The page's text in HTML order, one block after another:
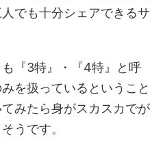
でも十分シェアできるサ
『3特』・『4特』と呼
を扱っているということ
みたら身がスカスカでが
うです。